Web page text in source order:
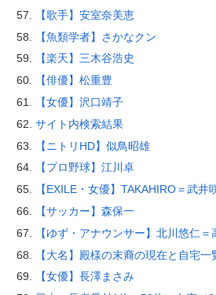
【歌手】安室奈美恵
【魚類学者】さかなクン
【楽天】三木谷浩史
【俳優】松重豊
【女優】沢口靖子
サイト内検索結果
【ニトリHD】似鳥昭雄
【プロ野球】江川卓
【EXILE・女優】TAKAHIRO＝武井
【サッカー】森保一
【ゆず・アナウンサー】北川悠仁＝
【大名】殿様の末裔の現在と自宅一
【女優】長澤まさみ